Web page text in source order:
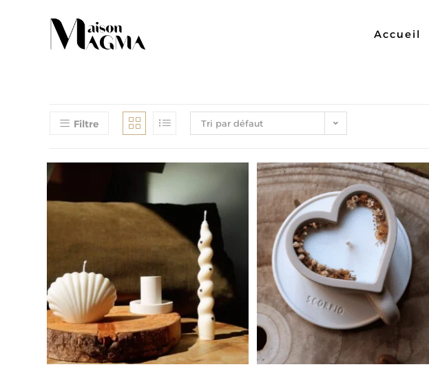
Accueil
Filtre Tri par défaut